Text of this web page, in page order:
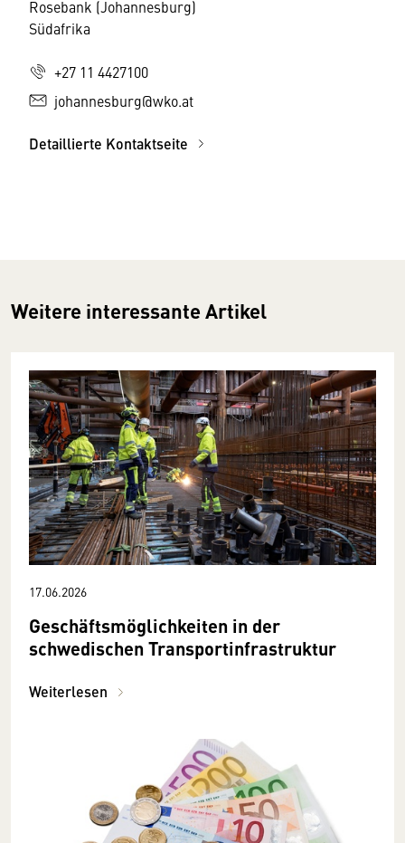
Rosebank (Johannesburg)
Südafrika
+27 11 4427100
johannesburg@wko.at
Detaillierte Kontaktseite
Weitere interessante Artikel
17.06.2026
Geschäftsmöglichkeiten in der
schwedischen Transportinfrastruktur
Weiterlesen